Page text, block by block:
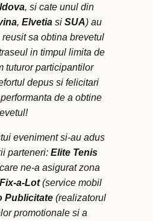
, si cate unul din
, Elvetia si SUA) au
sa obtina brevetul
in timpul limita de
tuturor participantilor
depus si felicitari
de a obtine
eveniment si-au adus
parteneri: Elite Tenis
ne-a asigurat zona
a-Lot(service mobil
Publicitate (realizatorul
promotionale si a